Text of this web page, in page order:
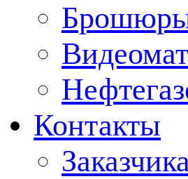
Контакты